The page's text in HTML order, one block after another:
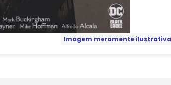
Imagem meramente ilustrativa